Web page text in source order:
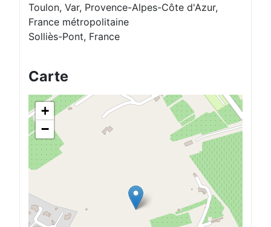
Toulon, Var, Provence-Alpes-Côte d'Azur,
France métropolitaine
Solliès-Pont, France
Carte
+
−